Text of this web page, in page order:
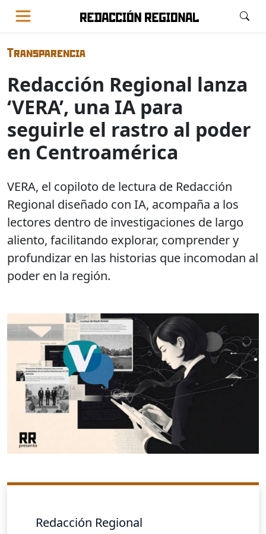
Transparencia
Redacción Regional lanza
‘VERA’, una IA para
seguirle el rastro al poder
en Centroamérica
VERA, el copiloto de lectura de Redacción
Regional diseñado con IA, acompaña a los
lectores dentro de investigaciones de largo
aliento, facilitando explorar, comprender y
profundizar en las historias que incomodan al
poder en la región.
Redacción Regional